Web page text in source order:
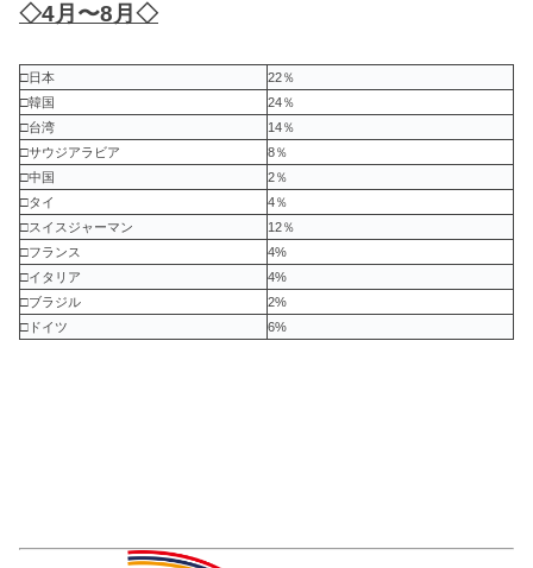
◇4月〜8月◇
□日本
22％
□韓国
24％
□台湾
14％
□サウジアラビア
8％
□中国
2％
□タイ
4％
□スイスジャーマン
12％
□フランス
4%
□イタリア
4%
□ブラジル
2%
□ドイツ
6%